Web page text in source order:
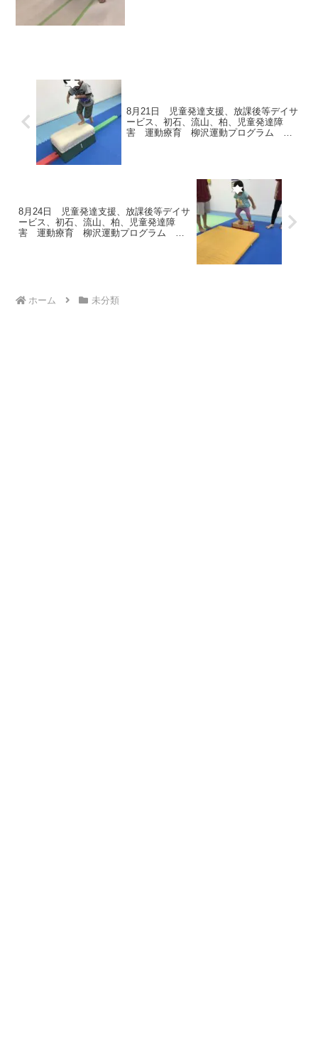
8月21日 児童発達支援、放課後等デイサ
ービス、初石、流山、柏、児童発達障
害 運動療育 柳沢運動プログラム こ
8月24日 児童発達支援、放課後等デイサ
ービス、初石、流山、柏、児童発達障
害 運動療育 柳沢運動プログラム こ
ホーム 未分類